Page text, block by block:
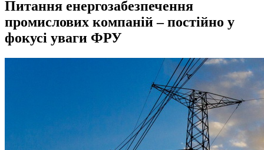
Питання енергозабезпечення
промислових компаній – постійно у
фокусі уваги ФРУ